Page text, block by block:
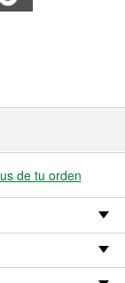
de tu orden